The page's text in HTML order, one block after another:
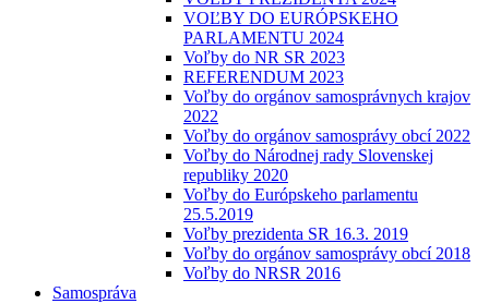
VOĽBY DO EURÓPSKEHO
PARLAMENTU 2024
Voľby do NR SR 2023
REFERENDUM 2023
Voľby do orgánov samosprávnych krajov
2022
Voľby do orgánov samosprávy obcí 2022
Voľby do Národnej rady Slovenskej
republiky 2020
Voľby do Európskeho parlamentu
25.5.2019
Voľby prezidenta SR 16.3. 2019
Voľby do orgánov samosprávy obcí 2018
Voľby do NRSR 2016
Samospráva